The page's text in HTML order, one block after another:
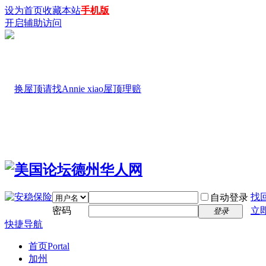
设为首页收藏本站手机版
开启辅助访问
自动登录 找
密码
登录
立
快捷导航
首页Portal
加州